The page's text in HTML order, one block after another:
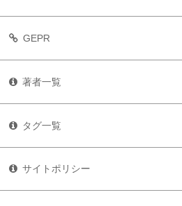
GEPR
著者一覧
タグ一覧
サイトポリシー